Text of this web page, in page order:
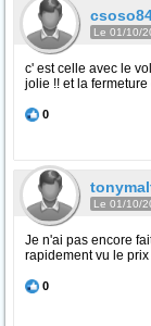
Le 01/10/
c' est celle avec le
jolie !! et la
0
Le 01/10/
Je n'ai pas encore
rapidement vu le
0